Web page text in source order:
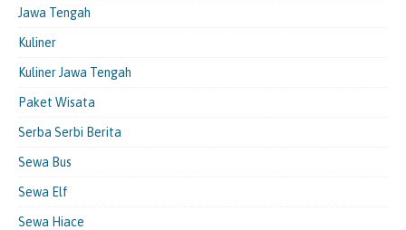
Jawa Tengah
Kuliner
Kuliner Jawa Tengah
Paket Wisata
Serba Serbi Berita
Sewa Bus
Sewa Elf
Sewa Hiace